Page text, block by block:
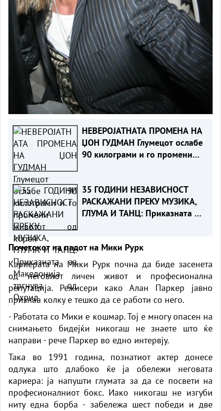
НЕВЕРОЈАТНАТА ПРОМЕНА НА
ЏОН ГУДМАН Глумецот ослабе
90 килограми и го промени
35 ГОДИНИ НЕЗАВИСНОСТ
РАСКАЖАНИ ПРЕКУ МУЗИКА,
ГЛУМА И ТАНЦ: Приказната за
Почетокот на падот на Мики Рурк
Кариерата на Мики Рурк почна да биде засенета
од неговиот личен живот и професионална
репутација. Режисери како Алан Паркер јавно
признаа колку е тешко да се работи со него.
- Работата со Мики е кошмар. Тој е многу опасен на
снимањето бидејќи никогаш не знаете што ќе
направи - рече Паркер во едно интервју.
Така во 1991 година, познатиот актер донесе
одлука што длабоко ќе ја обележи неговата
кариера: ја напушти глумата за да се посвети на
професионалниот бокс. Иако никогаш не изгуби
ниту една борба - забележа шест победи и две